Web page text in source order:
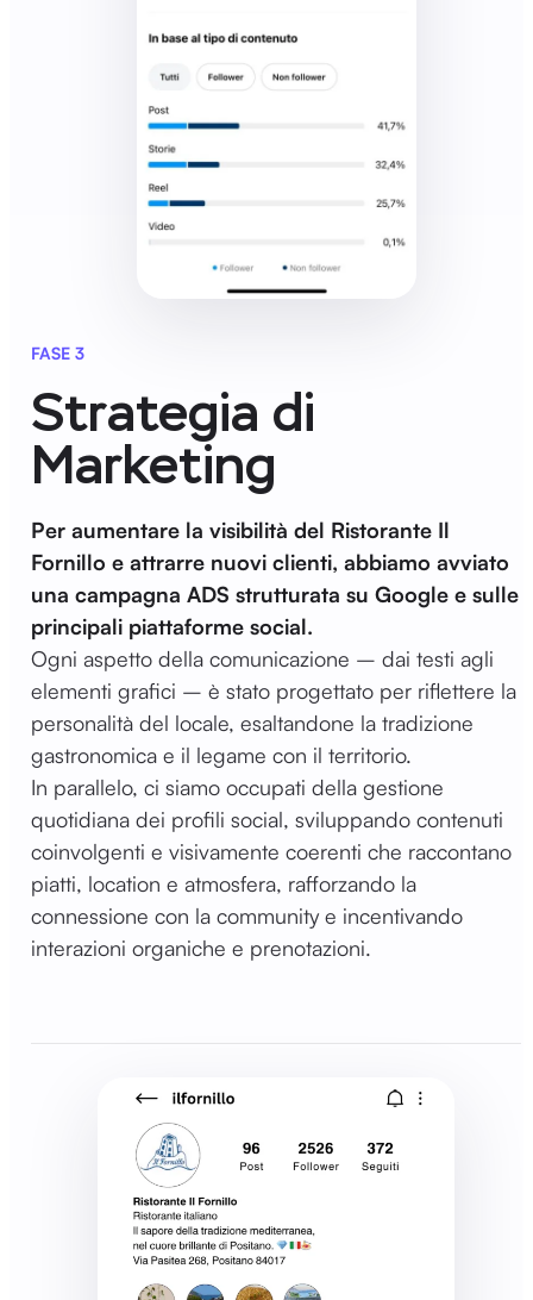
FASE 3
Strategia di
Marketing
Per aumentare la visibilità del Ristorante Il
Fornillo e attrarre nuovi clienti, abbiamo avviato
una campagna ADS strutturata su Google e sulle
principali piattaforme social.
Ogni aspetto della comunicazione – dai testi agli
elementi grafici – è stato progettato per riflettere la
personalità del locale, esaltandone la tradizione
gastronomica e il legame con il territorio.
In parallelo, ci siamo occupati della gestione
quotidiana dei profili social, sviluppando contenuti
coinvolgenti e visivamente coerenti che raccontano
piatti, location e atmosfera, rafforzando la
connessione con la community e incentivando
interazioni organiche e prenotazioni.